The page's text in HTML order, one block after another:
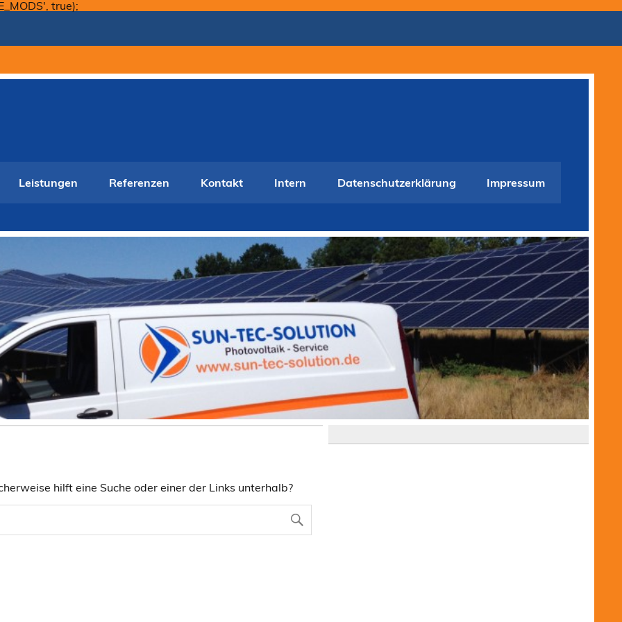
true);
Leistungen Referenzen Kontakt Intern Datenschutzerklärung Impressum
hilft eine Suche oder einer der Links unterhalb?